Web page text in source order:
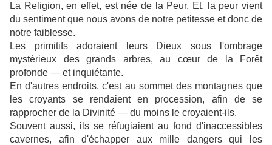
La Religion, en effet, est née de la Peur. Et, la peur vient
du sentiment que nous avons de notre petitesse et donc de
notre faiblesse.
Les primitifs adoraient leurs Dieux sous l'ombrage
mystérieux des grands arbres, au cœur de la Forêt
profonde — et inquiétante.
En d'autres endroits, c'est au sommet des montagnes que
les croyants se rendaient en procession, afin de se
rapprocher de la Divinité — du moins le croyaient-ils.
Souvent aussi, ils se réfugiaient au fond d'inaccessibles
cavernes, afin d'échapper aux mille dangers qui les